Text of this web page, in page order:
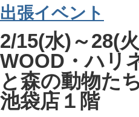
出張イベント
2/15(水)～28(
WOOD・ハリ
と森の動物た
池袋店１階